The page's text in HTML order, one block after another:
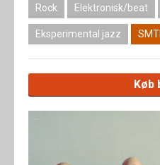
Rock Elektronisk/beat
Eksperimental jazz
Køb